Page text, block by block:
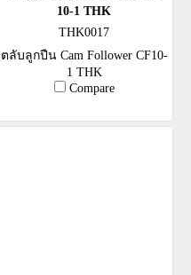
10-1 THK
THK0017
ตลับลูกปืน Cam Follower CF10-
1 THK
Compare